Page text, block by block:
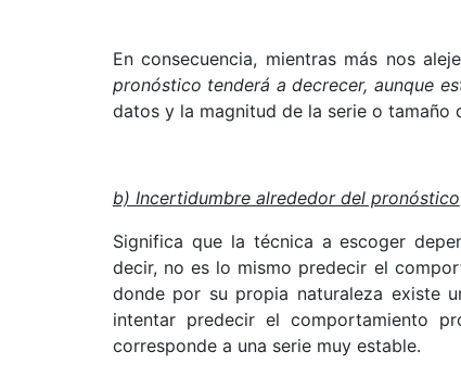
En consecuencia, mientras más nos
pronóstico tenderá a decrecer, aunque
datos y la magnitud de la serie o tamaño
b) Incertidumbre alrededor del pronóstico
Significa que la técnica a escoger
decir, no es lo mismo predecir el
donde por su propia naturaleza existe
intentar predecir el comportamiento
corresponde a una serie muy estable.